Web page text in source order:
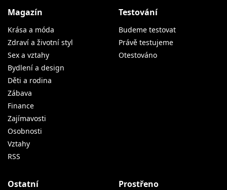
Magazín
Krása a móda
Zdraví a životní styl
Sex a vztahy
Bydlení a design
Děti a rodina
Zábava
Finance
Zajímavosti
Osobnosti
Vztahy
RSS
Testování
Budeme testovat
Právě testujeme
Otestováno
Ostatní Prostřeno